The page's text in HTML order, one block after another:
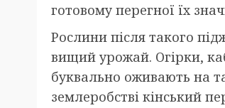
готовому перегної їх
Рослини після такого
вищий урожай. Огірки,
буквально оживають на
землеробстві кінський